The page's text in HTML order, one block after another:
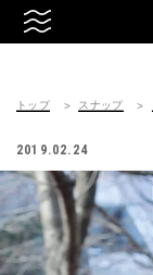
トップ スナップ
2019.02.24